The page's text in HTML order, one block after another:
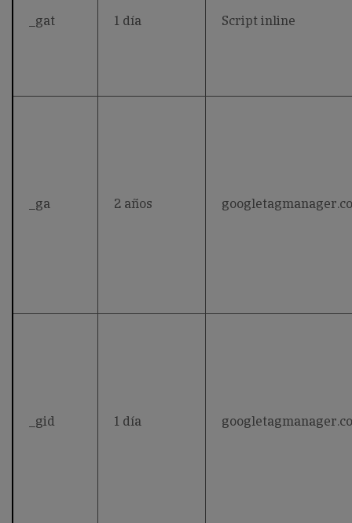
_gat 1 día Script inline
_ga 2 años
_gid 1 día